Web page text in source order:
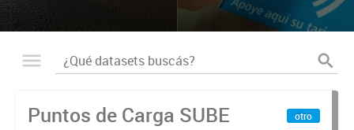
Puntos de Carga SUBE
otro